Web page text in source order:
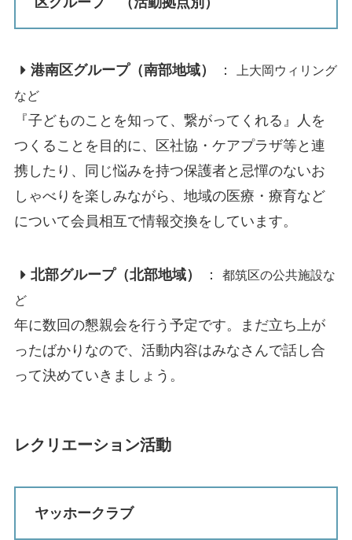
港南区グループ（南部地域） ：
上大岡ウィリング
など
『子どものことを知って、繋がってくれる』人を
つくることを目的に、区社協・ケアプラザ等と連
携したり、同じ悩みを持つ保護者と忌憚のないお
しゃべりを楽しみながら、地域の医療・療育など
について会員相互で情報交換をしています。
北部グループ（北部地域） ：都筑区の公共施設な
ど
年に数回の懇親会を行う予定です。まだ立ち上が
ったばかりなので、活動内容はみなさんで話し合
って決めていきましょう。
レクリエーション活動
ヤッホークラブ